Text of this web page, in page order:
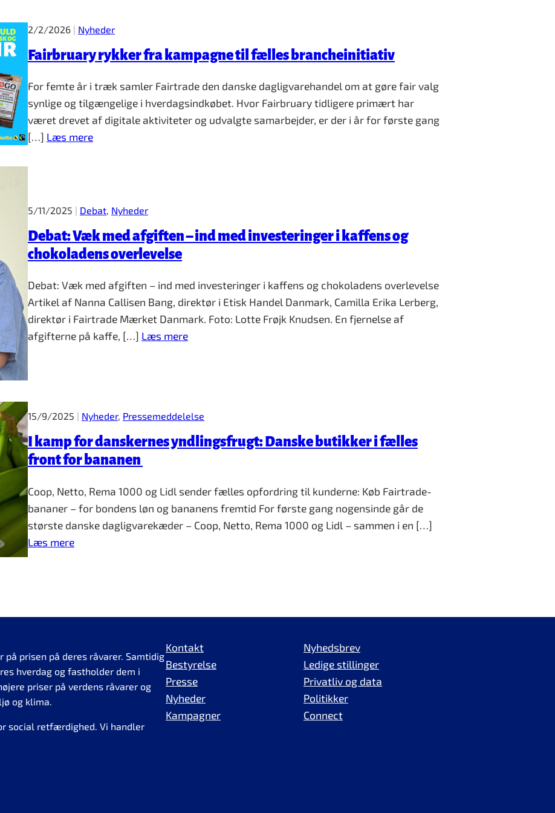
2/2/2026 | Nyheder
Fairbruary rykker fra kampagne til fælles brancheinitiativ
For femte år i træk samler Fairtrade den danske dagligvarehandel om at gøre fair valg
synlige og tilgængelige i hverdagsindkøbet. Hvor Fairbruary tidligere primært har
været drevet af digitale aktiviteter og udvalgte samarbejder, er der i år for første gang
[…] Læs mere
5/11/2025 | Debat, Nyheder
Debat: Væk med afgiften – ind med investeringer i kaffens og
chokoladens overlevelse
Debat: Væk med afgiften – ind med investeringer i kaffens og chokoladens overlevelse
Artikel af Nanna Callisen Bang, direktør i Etisk Handel Danmark, Camilla Erika Lerberg,
direktør i Fairtrade Mærket Danmark. Foto: Lotte Frøjk Knudsen. En fjernelse af
afgifterne på kaffe, […] Læs mere
15/9/2025 | Nyheder, Pressemeddelelse
I kamp for danskernes yndlingsfrugt: Danske butikker i fælles
front for bananen
Coop, Netto, Rema 1000 og Lidl sender fælles opfordring til kunderne: Køb Fairtrade-
bananer – for bondens løn og bananens fremtid For første gang nogensinde går de
største danske dagligvarekæder – Coop, Netto, Rema 1000 og Lidl – sammen i en […]
Læs mere
prisen på deres råvarer. Samtidig
hverdag og fastholder dem i
priser på verdens råvarer og
og klima.
social retfærdighed. Vi handler
Kontakt
Bestyrelse
Presse
Nyheder
Kampagner
Nyhedsbrev
Ledige stillinger
Privatliv og data
Politikker
Connect